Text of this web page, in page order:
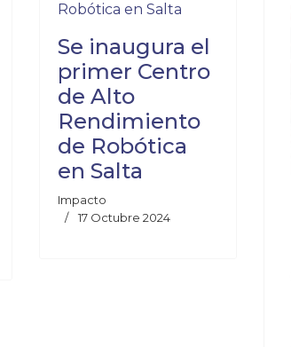
Se inaugura el
primer Centro
de Alto
Rendimiento
de Robótica
en Salta
Impacto
17 Octubre 2024